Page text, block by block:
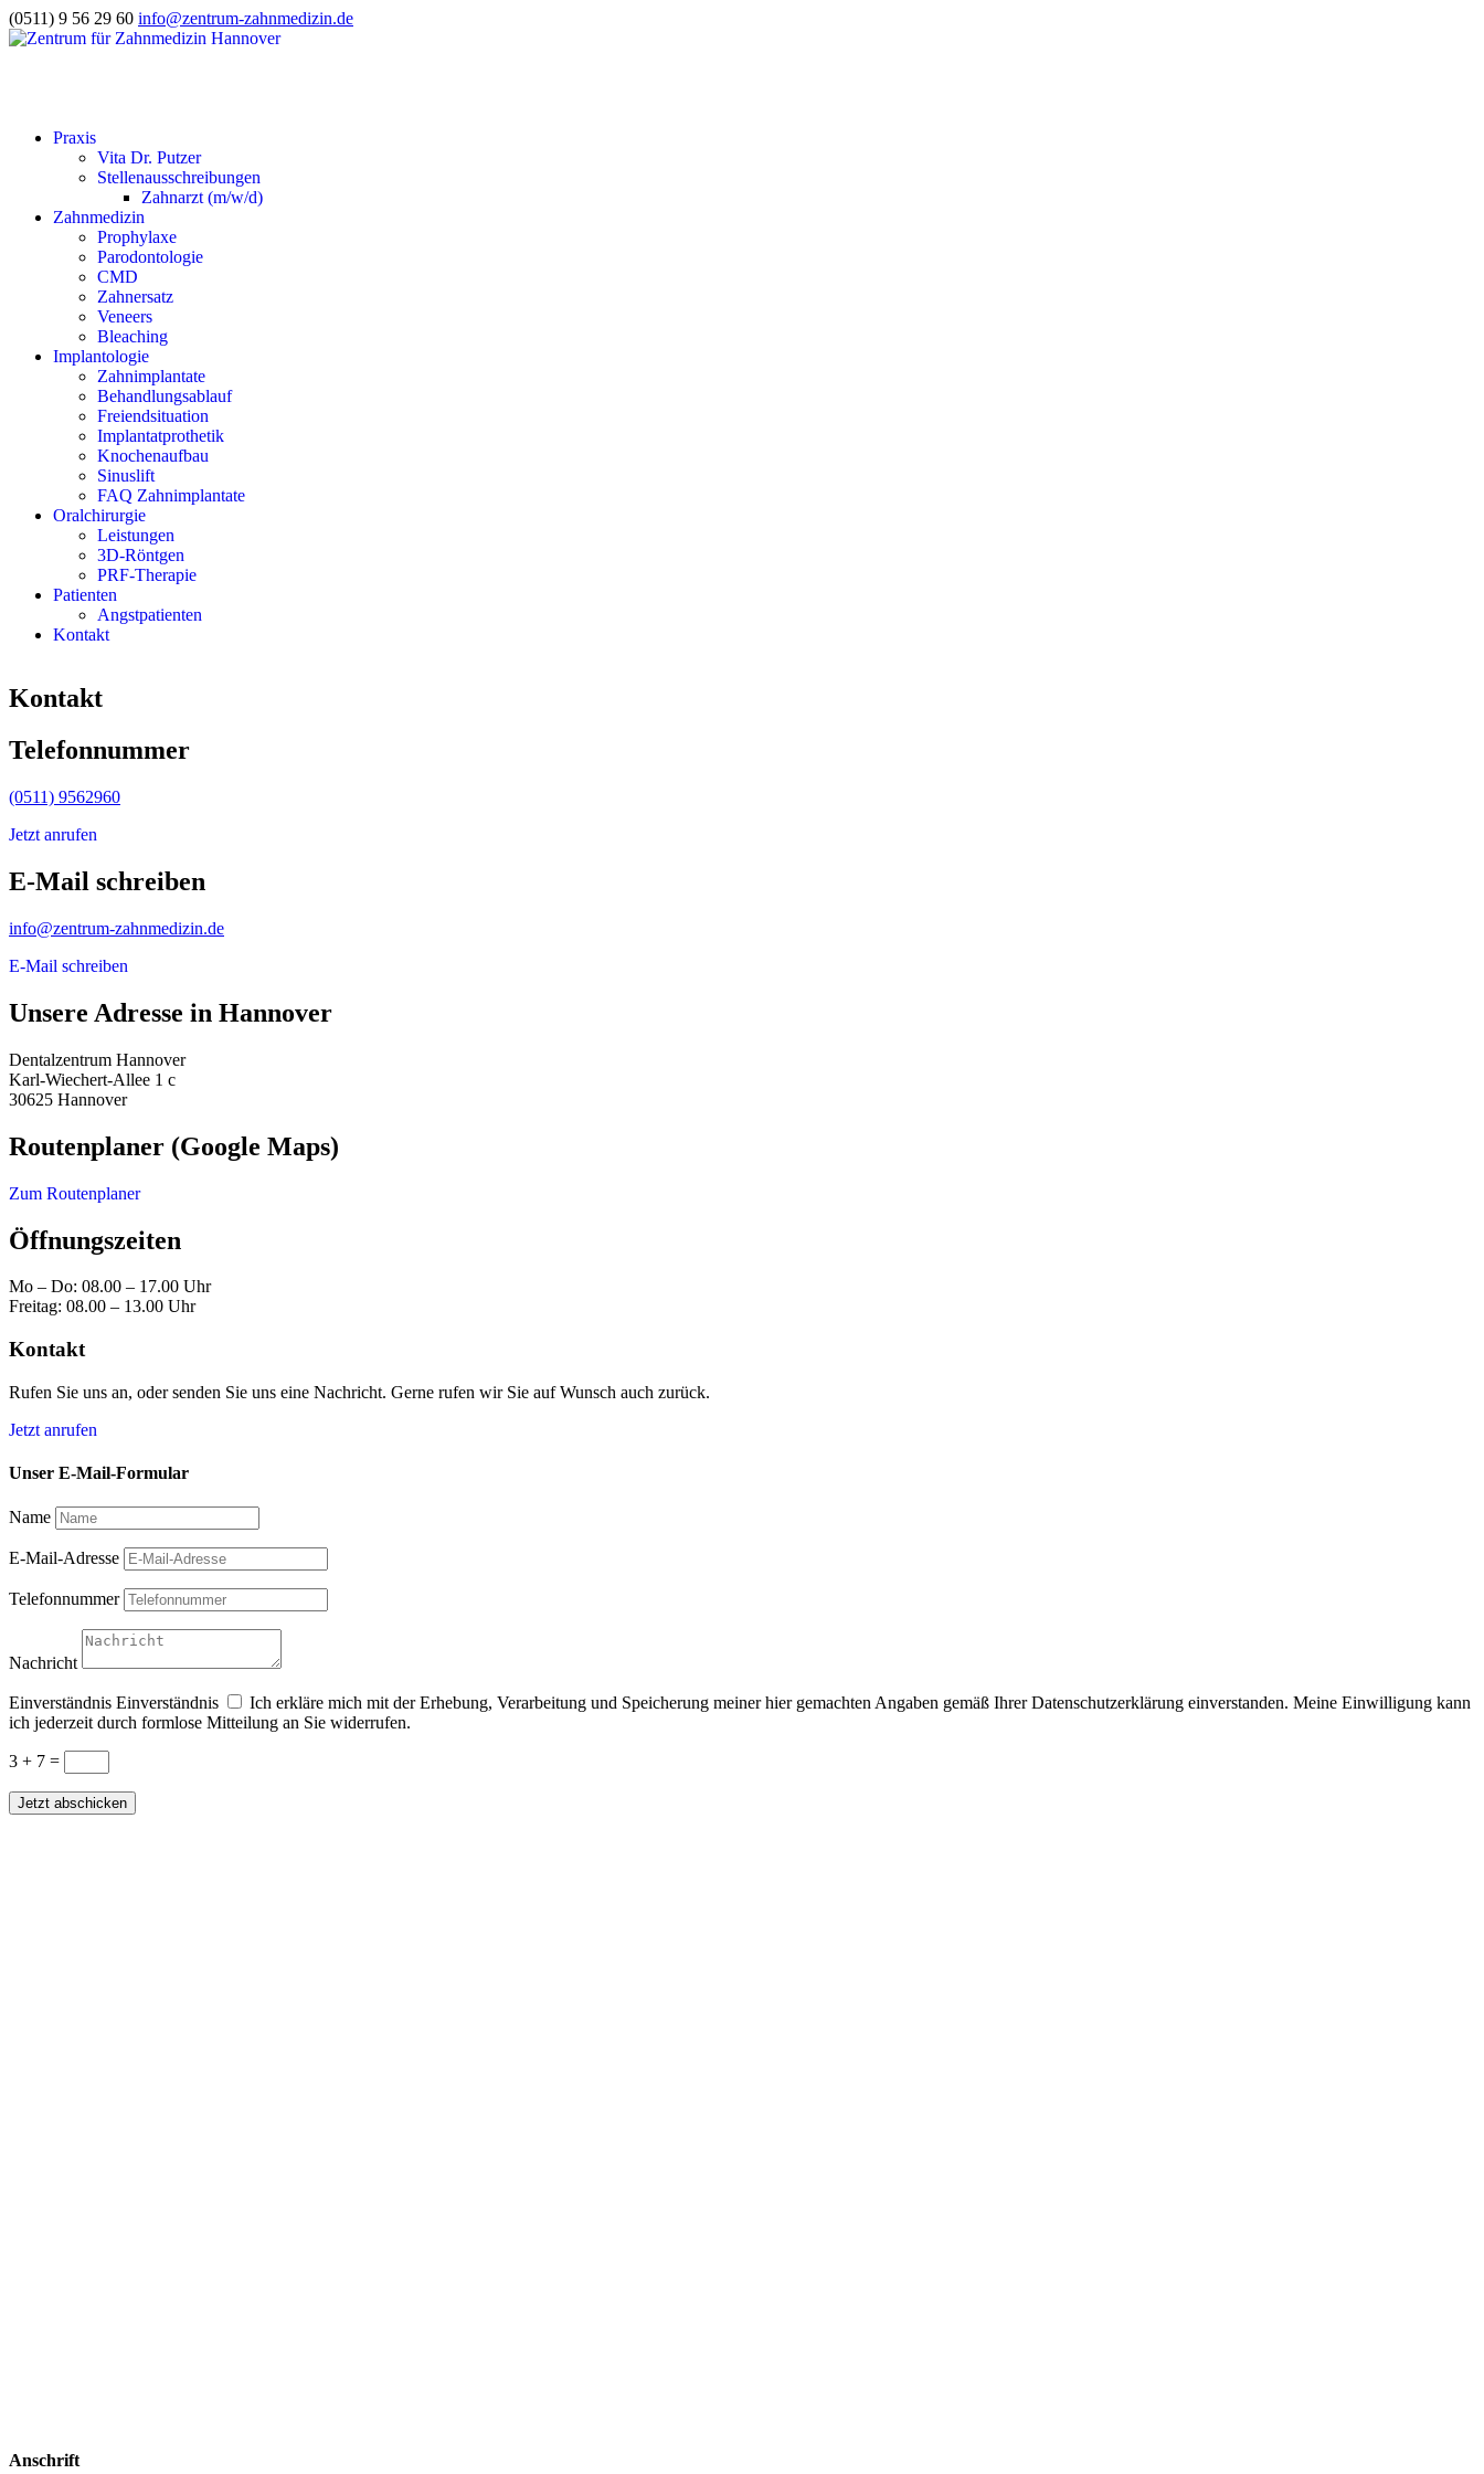
(0511) 9 56 29 60 info@zentrum-zahnmedizin.de
Praxis
Vita Dr. Putzer
Stellen­aus­schrei­bungen
Zahnarzt (m/w/d)
Zahnme­dizin
Prophylaxe
Parodon­to­logie
CMD
Zahnersatz
Veneers
Bleaching
Implan­to­logie
Zahnim­plantate
Behand­lungs­ablauf
Freiend­si­tuation
Implan­tat­pro­thetik
Knochen­aufbau
Sinuslift
FAQ Zahnim­plantate
Oralchir­urgie
Leistungen
3D-Röntgen
PRF-Therapie
Patienten
Angst­pa­ti­enten
Kontakt
Kontakt
Telefon­nummer
(0511) 9562960
Jetzt anrufen
E‑Mail schreiben
info@zentrum-zahnmedizin.de
E‑Mail schreiben
Unsere Adresse in Hannover
Dental­zentrum Hannover
Karl-Wiechert-Allee 1 c
30625 Hannover
Routen­planer (Google Maps)
Zum Routen­planer
Öffnungs­zeiten
Mo – Do: 08.00 – 17.00 Uhr
Freitag: 08.00 – 13.00 Uhr
Kontakt
Rufen Sie uns an, oder senden Sie uns eine Nachricht. Gerne rufen wir Sie auf Wunsch auch zurück.
Jetzt anrufen
Unser E‑Mail-Formular
Name
E‑Mail-Adresse
Telefon­nummer
Nachricht
Einver­ständnis Einver­ständnis
Ich erkläre mich mit der Erhebung, Verar­beitung und Speicherung meiner hier gemachten Angaben gemäß Ihrer Daten­schutz­er­klärung einver­standen. Meine Einwil­ligung kann
ich jederzeit durch formlose Mitteilung an Sie wider­rufen.
3 + 7 =
Jetzt abschicken
Anschrift